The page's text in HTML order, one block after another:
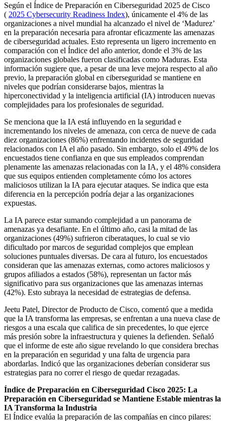
Según el Índice de Preparación en Ciberseguridad 2025 de Cisco
( 2025 Cybersecurity Readiness Index), únicamente el 4% de las
organizaciones a nivel mundial ha alcanzado el nivel de ‘Madurez’
en la preparación necesaria para afrontar eficazmente las amenazas
de ciberseguridad actuales. Esto representa un ligero incremento en
comparación con el Índice del año anterior, donde el 3% de las
organizaciones globales fueron clasificadas como Maduras. Esta
información sugiere que, a pesar de una leve mejora respecto al año
previo, la preparación global en ciberseguridad se mantiene en
niveles que podrían considerarse bajos, mientras la
hiperconectividad y la inteligencia artificial (IA) introducen nuevas
complejidades para los profesionales de seguridad.
Se menciona que la IA está influyendo en la seguridad e
incrementando los niveles de amenaza, con cerca de nueve de cada
diez organizaciones (86%) enfrentando incidentes de seguridad
relacionados con IA el año pasado. Sin embargo, solo el 49% de los
encuestados tiene confianza en que sus empleados comprendan
plenamente las amenazas relacionadas con la IA, y el 48% considera
que sus equipos entienden completamente cómo los actores
maliciosos utilizan la IA para ejecutar ataques. Se indica que esta
diferencia en la percepción podría dejar a las organizaciones
expuestas.
La IA parece estar sumando complejidad a un panorama de
amenazas ya desafiante. En el último año, casi la mitad de las
organizaciones (49%) sufrieron ciberataques, lo cual se vio
dificultado por marcos de seguridad complejos que emplean
soluciones puntuales diversas. De cara al futuro, los encuestados
consideran que las amenazas externas, como actores maliciosos y
grupos afiliados a estados (58%), representan un factor más
significativo para sus organizaciones que las amenazas internas
(42%). Esto subraya la necesidad de estrategias de defensa.
Jeetu Patel, Director de Producto de Cisco, comentó que a medida
que la IA transforma las empresas, se enfrentan a una nueva clase de
riesgos a una escala que califica de sin precedentes, lo que ejerce
más presión sobre la infraestructura y quienes la defienden. Señaló
que el informe de este año sigue revelando lo que considera brechas
en la preparación en seguridad y una falta de urgencia para
abordarlas. Indicó que las organizaciones deberían considerar sus
estrategias para no correr el riesgo de quedar rezagadas.
Índice de Preparación en Ciberseguridad Cisco 2025: La
Preparación en Ciberseguridad se Mantiene Estable mientras la
IA Transforma la Industria
El Índice evalúa la preparación de las compañías en cinco pilares: